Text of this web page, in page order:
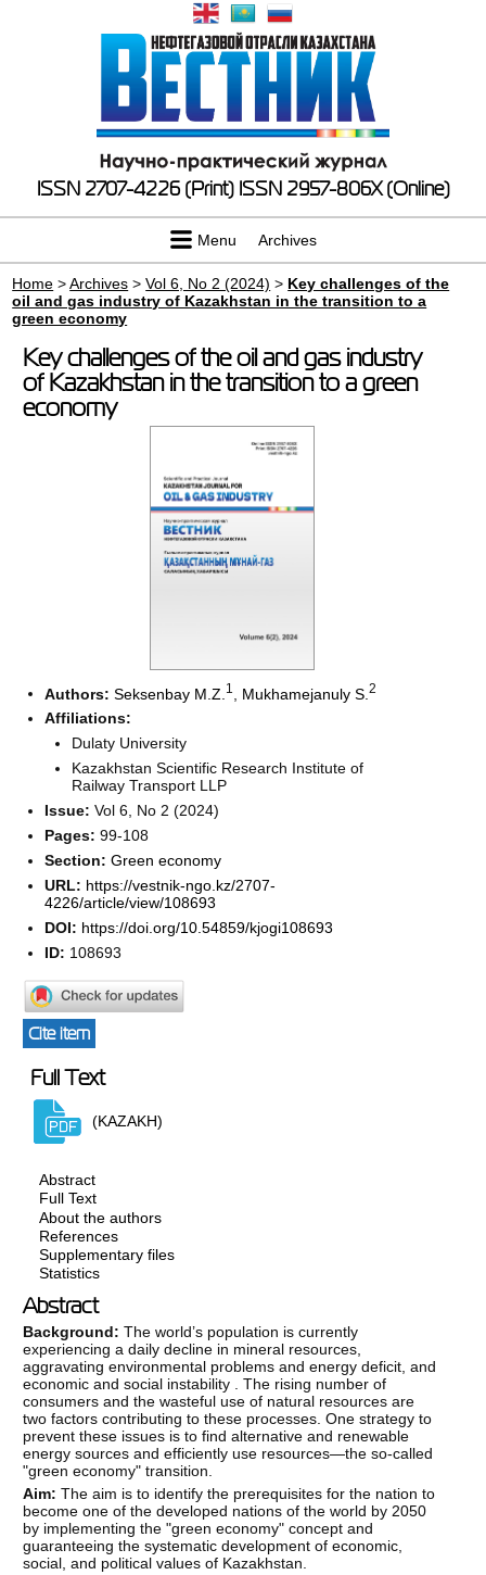
ISSN 2707-4226 (Print) ISSN 2957-806X (Online)
Menu Archives
Home >Archives >Vol 6, No 2 (2024) > Key challenges of the
oil and gas industry of Kazakhstan in the transition to a
green economy
Key challenges of the oil and gas industry
of Kazakhstan in the transition to a green
economy
Authors:Seksenbay M.Z. 1 Mukhamejanuly S.2
Affiliations:
Dulaty University
Kazakhstan Scientific Research Institute of
Railway Transport LLP
Issue:Vol 6, No 2 (2024)
Pages:99-108
Section:Green economy
URL: https://vestnik-ngo.kz/2707-
4226/article/view/108693
DOI: https://doi.org/10.54859/kjogi108693
ID: 108693
Cite item
Full Text
(KAZAKH)
Abstract
Full Text
About the authors
References
Supplementary files
Statistics
Abstract
Background: The world’s population is currently
experiencing a daily decline in mineral resources,
aggravating environmental problems and energy deficit, and
economic and social instability . The rising number of
consumers and the wasteful use of natural resources are
two factors contributing to these processes. One strategy to
prevent these issues is to find alternative and renewable
energy sources and efficiently use resources—the so-called
"green economy" transition.
Aim: The aim is to identify the prerequisites for the nation to
become one of the developed nations of the world by 2050
by implementing the "green economy" concept and
guaranteeing the systematic development of economic,
social, and political values of Kazakhstan.